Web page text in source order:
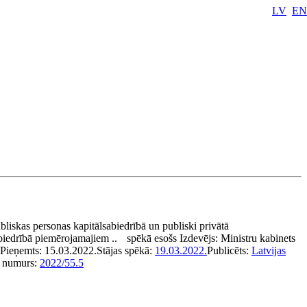
LV EN
personas kapitālsabiedrībā un publiski privātā
piemērojamajiem ..
spēkā esošs Izdevējs: Ministru kabinets
Pieņemts: 15.03.2022.Stājas spēkā: 19.03.2022.Publicēts: Latvijas
2022/55.5